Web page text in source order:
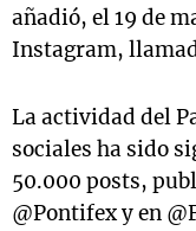
añadió, el 19 de
Instagram,
La actividad del
sociales ha sido
50.000 posts,
@Pontifex y en